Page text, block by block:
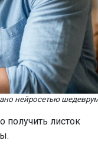
нейросетью
получить листок